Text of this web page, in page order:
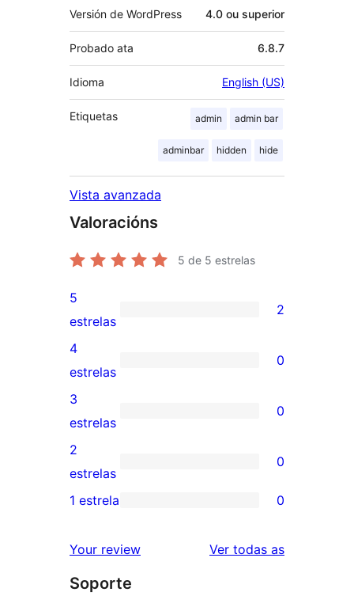
Versión de WordPress 4.0 ou superior
Probado ata 6.8.7
Idioma English (US)
Etiquetas admin admin bar
adminbar hidden hide
Vista avanzada
Valoracións
5 de 5 estrelas
2
valoracións
de
5
estrelas
5
estrelas
2
0
valoracións
de
4
estrelas
4
estrelas
0
0
valoracións
de
3
3
estrelas
0
0
valoracións
2
2
estrelas
0
de
1
1 estrela 0
Your review Ver todas asvaloracións
Soporte